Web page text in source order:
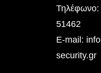
51462
E-mail:
security.gr